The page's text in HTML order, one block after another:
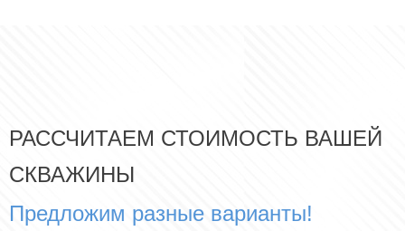
РАССЧИТАЕМ СТОИМОСТЬ ВАШЕЙ
СКВАЖИНЫ
Предложим разные варианты!